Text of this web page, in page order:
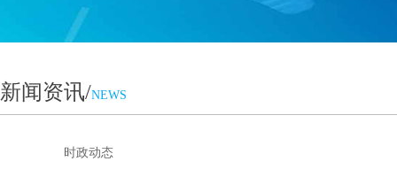
新闻资讯/NEWS
时政动态